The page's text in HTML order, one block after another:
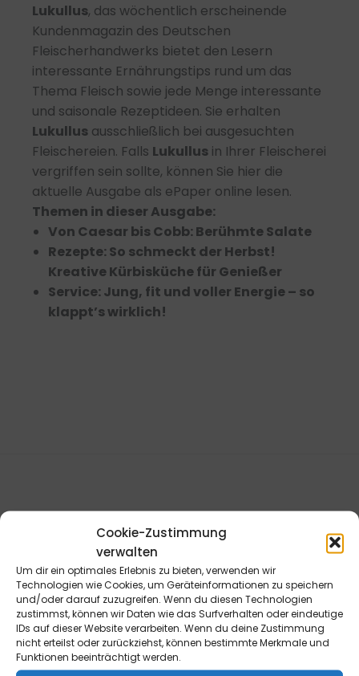
Cookie-Zustimmung
verwalten
Um dir ein optimales Erlebnis zu bieten, verwenden wir
Technologien wie Cookies, um Geräteinformationen zu speichern
und/oder darauf zuzugreifen. Wenn du diesen Technologien
zustimmst, können wir Daten wie das Surfverhalten oder eindeutige
IDs auf dieser Website verarbeiten. Wenn du deine Zustimmung
nicht erteilst oder zurückziehst, können bestimmte Merkmale und
Funktionen beeinträchtigt werden.
Lukullus, das wöchentlich erscheinende
Kundenmagazin des Deutschen
Fleischerhandwerks bietet den Lesern
interessante Ernährungstips rund um das
Thema Fleisch sowie jede Menge interessante
und saisonale Rezeptideen. Sie erhalten
Lukullus ausschließlich bei ausgesuchten
Fleischereien. Falls Lukullus in Ihrer Fleischerei
vergriffen sein sollte, können Sie hier die
aktuelle Ausgabe als ePaper online lesen.
Themen in dieser Ausgabe:
Von Caesar bis Cobb: Berühmte Salate
Rezepte: So schmeckt der Herbst!
Kreative Kürbisküche für Genießer
Service: Jung, fit und voller Energie – so
klappt’s wirklich!
blmedien.de
blgastro.de
moproweb.de